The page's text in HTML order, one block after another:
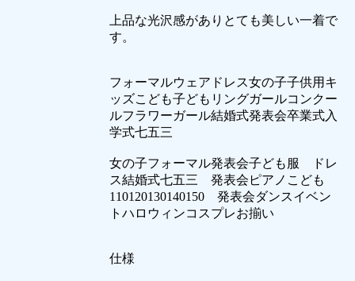
上品な光沢感がありとても美しい一着で
す。
フォーマルウェアドレス女の子子供用キ
ッズこども子どもリングガールコンクー
ルフラワーガール結婚式発表会卒業式入
学式七五三
女の子フォーマル発表会子ども服 ドレ
ス結婚式七五三 発表会ピアノこども
110120130140150 発表会ダンスイベン
トハロウィンコスプレお揃い
仕様